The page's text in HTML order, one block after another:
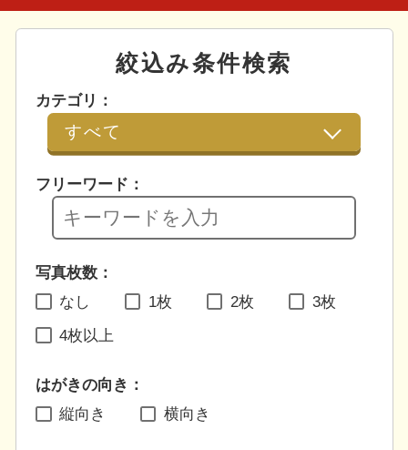
絞込み条件検索
カテゴリ：
フリーワード：
写真枚数：
なし
1枚 2枚 3枚
4枚以上
はがきの向き：
縦向き
横向き